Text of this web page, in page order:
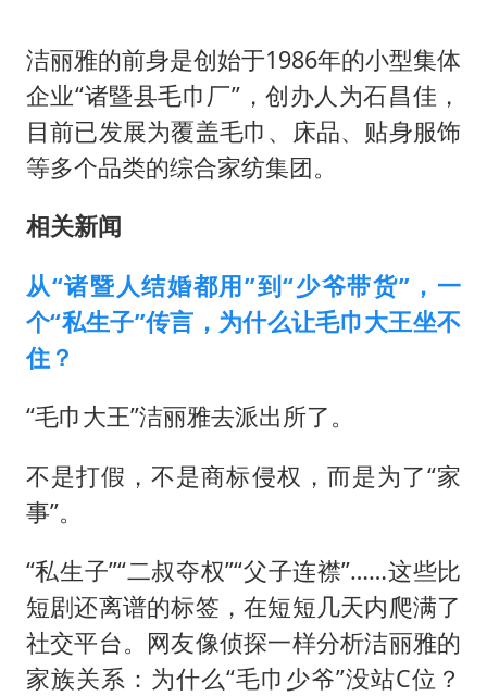
洁丽雅的前身是创始于1986年的小型集体
企业“诸暨县毛巾厂”，创办人为石昌佳，
目前已发展为覆盖毛巾、床品、贴身服饰
等多个品类的综合家纺集团。
相关新闻
从“诸暨人结婚都用”到“少爷带货”，一
个“私生子”传言，为什么让毛巾大王坐不
住？
“毛巾大王”洁丽雅去派出所了。
不是打假，不是商标侵权，而是为了“家
事”。
“私生子”“二叔夺权”“父子连襟”……这些比
短剧还离谱的标签，在短短几天内爬满了
社交平台。网友像侦探一样分析洁丽雅的
家族关系：为什么“毛巾少爷”没站C位？